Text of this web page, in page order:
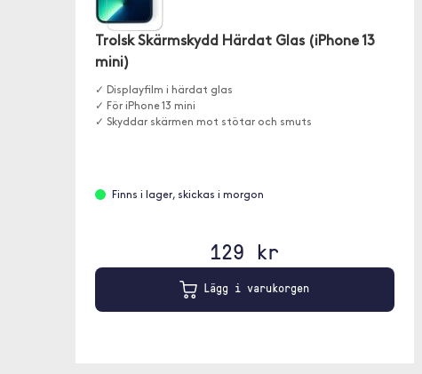
Trolsk Skärmskydd Härdat Glas (iPhone 13
mini)
✓ Displayfilm i härdat glas
✓ För iPhone 13 mini
✓ Skyddar skärmen mot stötar och smuts
Finns i lager, skickas i morgon
129 kr
Lägg i varukorgen